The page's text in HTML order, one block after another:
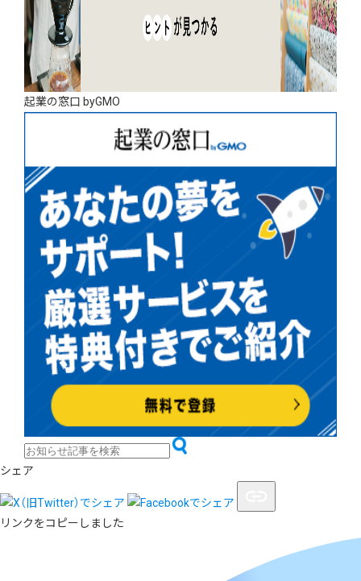
起業の窓口 byGMO
シェア
リンクをコピーしました